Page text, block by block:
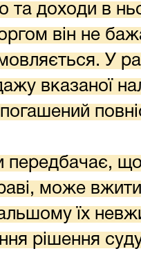
та доходи в
він не
У
вказаної
може
їх
рішення